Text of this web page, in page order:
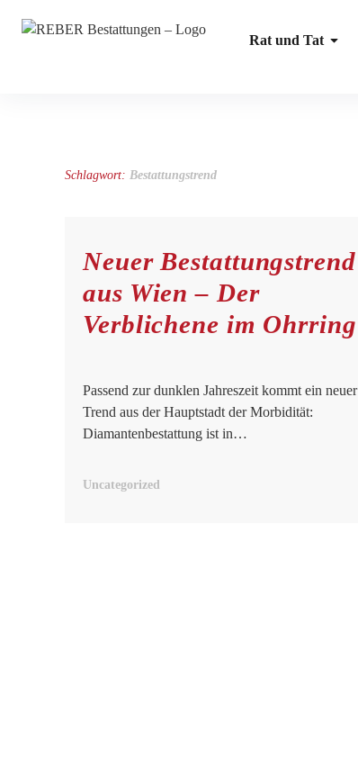
REBER Bestattungen
Abschied ist der Beginn von Erinnerung Rat und Tat
Schlagwort: Bestattungstrend
Neuer Bestattungstrend
aus Wien – Der
Verblichene im Ohrring
Passend zur dunklen Jahreszeit kommt ein neuer
Trend aus der Hauptstadt der Morbidität:
Diamantenbestattung ist in…
Uncategorized